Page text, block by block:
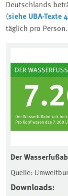
Deutschlands
(siehe UBA-Texte
täglich pro Person.
Der
Quelle:
Downloads: